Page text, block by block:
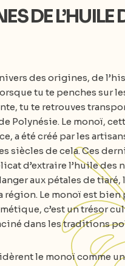
DE L’HUILE
des origines, de
tu te penches sur
tu te retrouves
Polynésie. Le monoï,
a été créé par les
siècles de cela. Ces
d’extraire l’huile des
aux pétales de tiaré,
Le monoï est bien
c’est un trésor
dans les traditions
le monoï comme